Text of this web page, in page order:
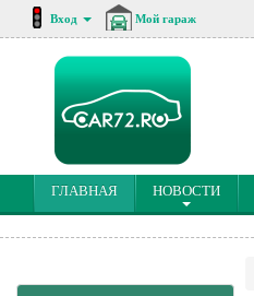
Вход Мой гараж
ГЛАВНАЯ(CURRENT)
НОВОСТИ